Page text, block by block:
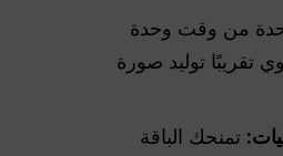
من وقت وحدة
تقريبًا توليد صورة
تمنحك الباقة